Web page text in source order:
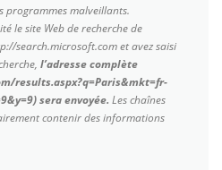
programmes malveillants.
le site Web de recherche de
search.microsoft.com et avez saisi
l’adresse complète
results.aspx?q=Paris&mkt=fr-
sera envoyée. Les chaînes
contenir des informations